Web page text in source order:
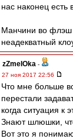
нас наконец есть
Манчини во флэш
неадекватный
zZmeIOka -
27 ноя 2017 22:56
Что мне больше
перестали
когда ситуация к
Знают шлюшки,
Вот это я